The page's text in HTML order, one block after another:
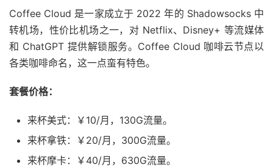
Coffee Cloud 是一家成立于 2022 年的 Shadowsocks 中
转机场，性价比机场之一，对 Netflix、Disney+ 等流媒体
和 ChatGPT 提供解锁服务。Coffee Cloud 咖啡云节点以
各类咖啡命名，这一点蛮有特色。
套餐价格：
来杯美式：￥10/月，130G流量。
来杯拿铁：￥20/月，300G流量。
来杯摩卡：￥40/月，630G流量。